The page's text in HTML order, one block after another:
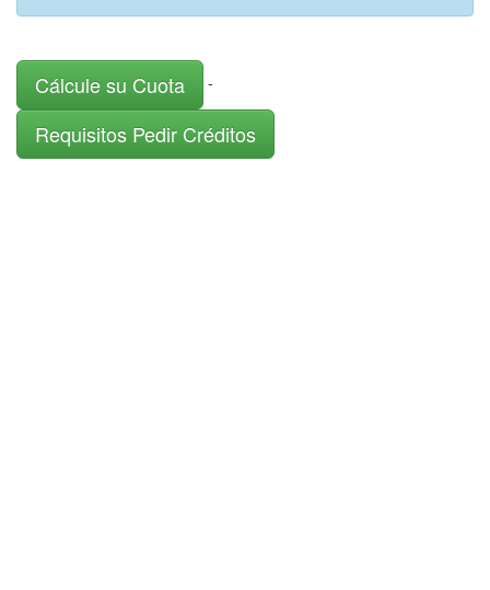
Cálcule su Cuota -
Requisitos Pedir Créditos